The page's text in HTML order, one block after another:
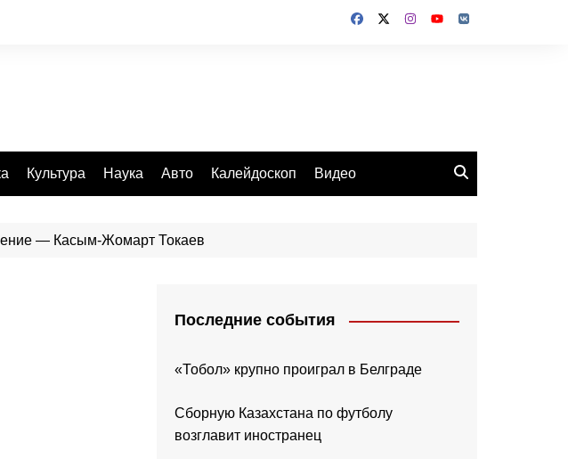
Культура Наука Авто Калейдоскоп Видео
— Касым-Жомарт Токаев
Последние события
«Тобол» крупно проиграл в Белграде
Сборную Казахстана по футболу
возглавит иностранец